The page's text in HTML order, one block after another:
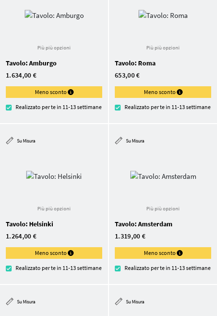
Più più opzioni
Tavolo: Amburgo
1.634,00 €
Meno sconto
Realizzato per te in 11-13 settimane
Più più opzioni
Tavolo: Roma
653,00 €
Meno sconto
Realizzato per te in 11-13 settimane
Su Misura
Più più opzioni
Tavolo: Helsinki
1.264,00 €
Meno sconto
Realizzato per te in 11-13 settimane
Su Misura
Più più opzioni
Tavolo: Amsterdam
1.319,00 €
Meno sconto
Realizzato per te in 11-13 settimane
Su Misura Su Misura